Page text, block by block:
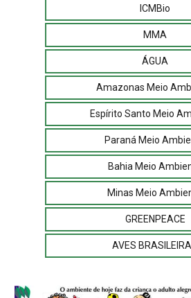
ICMBio
MMA
ÁGUA
Amazonas Meio
Espírito Santo Meio
Paraná Meio
Bahia Meio
Minas Meio
GREENPEACE
AVES